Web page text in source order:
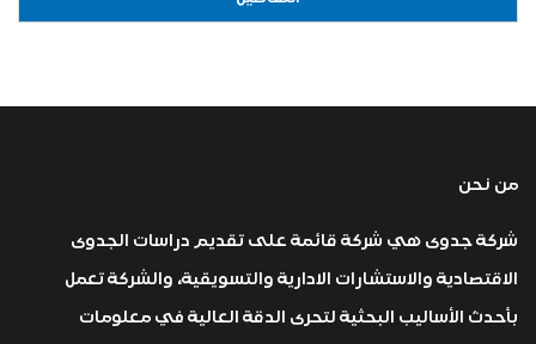
من نحن
شركة جدوى هي شركة قائمة على تقديم دراسات الجدوى
الاقتصادية والاستشارات الادارية والتسويقية، والشركة تعمل
بأحدث الأساليب البحثية لتحرى الدقة العالية في معلومات